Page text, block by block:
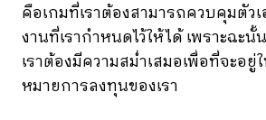
คือเกมที่เราต้องสามารถควบคุมตัว
งานที่เรากำหนดไว้ให้ได้ เพราะฉะ
เราต้องมีความสม่ำเสมอเพื่อที่จะอยู่
หมายการลงทุนของเรา